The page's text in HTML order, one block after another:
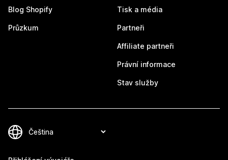
Blog Shopify
Průzkum
Tisk a média
Partneři
Affiliate partneři
Právní informace
Stav služby